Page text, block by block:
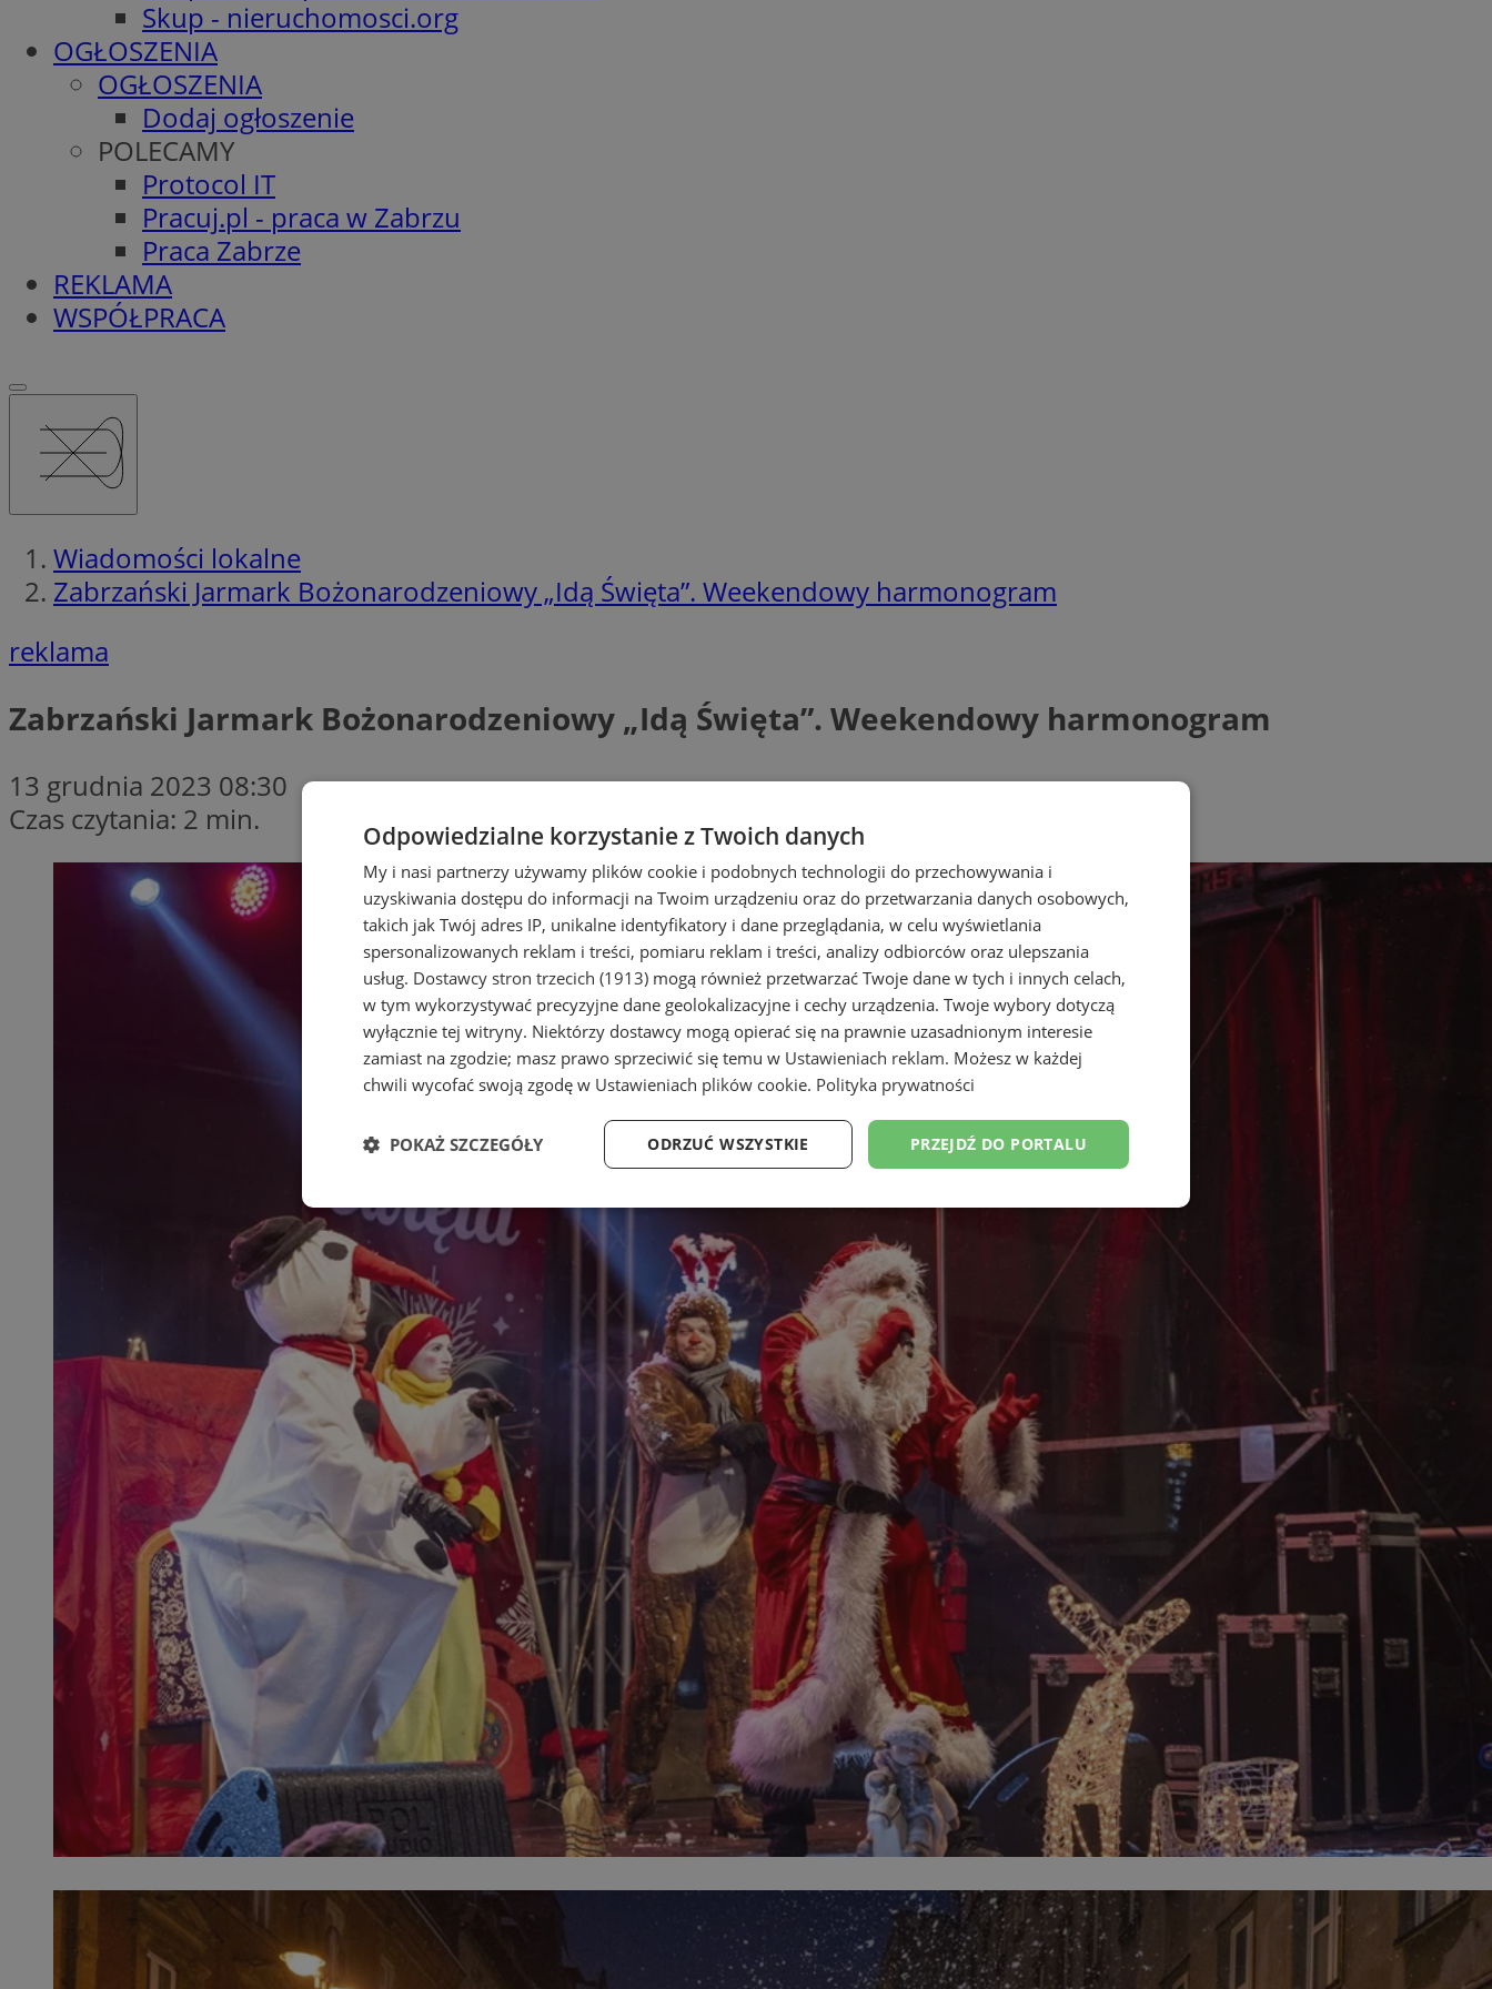
Skup - nieruchomosci.org
OGŁOSZENIA
OGŁOSZENIA
Dodaj ogłoszenie
POLECAMY
Protocol IT
Pracuj.pl - praca w Zabrzu
Praca Zabrze
REKLAMA
WSPÓŁPRACA
Wiadomości lokalne
Zabrzański Jarmark Bożonarodzeniowy „Idą Święta”. Weekendowy harmonogram
reklama
Zabrzański Jarmark Bożonarodzeniowy „Idą Święta”. Weekendowy harmonogram
13 grudnia 2023 08:30
Czas czytania: 2 min.
Odpowiedzialne korzystanie z Twoich danych
My i nasi partnerzy używamy plików cookie i podobnych technologii do przechowywania i
uzyskiwania dostępu do informacji na Twoim urządzeniu oraz do przetwarzania danych osobowych,
takich jak Twój adres IP, unikalne identyfikatory i dane przeglądania, w celu wyświetlania
spersonalizowanych reklam i treści, pomiaru reklam i treści, analizy odbiorców oraz ulepszania
usług. Dostawcy stron trzecich (1913) mogą również przetwarzać Twoje dane w tych i innych celach,
w tym wykorzystywać precyzyjne dane geolokalizacyjne i cechy urządzenia. Twoje wybory dotyczą
wyłącznie tej witryny. Niektórzy dostawcy mogą opierać się na prawnie uzasadnionym interesie
zamiast na zgodzie; masz prawo sprzeciwić się temu w Ustawieniach reklam. Możesz w każdej
chwili wycofać swoją zgodę w Ustawieniach plików cookie. Polityka prywatności
PRZEJDŹ DO PORTALU
ODRZUĆ WSZYSTKIE
POKAŻ SZCZEGÓŁY
Niezbędne Wydajność Targetowanie Funkcjonalność Niesklasyfikowane
Niezbędne Wydajność Targetowanie Funkcjonalność Niesklasyfikowane
Niezbędne pliki cookie umożliwiają korzystanie z podstawowych funkcji strony internetowej, takich jak logowanie użytkownika i
zarządzanie kontem. Bez niezbędnych plików cookie nie można prawidłowo korzystać ze strony internetowej.
Nazwa
Provider
Domena
Okres
przechowywania
Opis
SessID zabrze.com.pl 1 rok
Ten plik cookie przechowuje identyfikator sesji.
QeSessID
zabrze.com.pl 1 rok
Ten plik cookie przechowuje identyfikator sesji.
MvSessID
zabrze.com.pl 1 rok
Ten plik cookie przechowuje identyfikator sesji.
Cloudflare
Inc.
.x.com
29 minut 53
Ten plik cookie służy do rozróżniania ludzi i botów. Jest
to korzystne dla strony internetowej, ponieważ
umożliwia tworzenie ważnych raportów na temat
korzystania z jej witryny internetowej.
__cf_bm
Cloudflare
Inc.
.twitter.com
29 minut 55
sekund
Ten plik cookie służy do rozróżniania ludzi i botów. Jest
to korzystne dla strony internetowej, ponieważ
umożliwia tworzenie ważnych raportów na temat
korzystania z jej witryny internetowej.
CookieScriptConsent
CookieScript
zabrze.com.pl
4 tygodnie 2 dni
Ten plik cookie jest używany przez usługę Cookie-
Script.com do zapamiętywania preferencji dotyczących
zgody użytkownika na pliki cookie. Jest to konieczne,
aby baner cookie Cookie-Script.com działał poprawnie.
VISITOR_PRIVACY_METADATA
YouTube
.youtube.com
5 miesięcy 4
tygodnie
Ten plik cookie przechowuje informacje o zgodzie
użytkownika oraz jego preferencjach dotyczących
wybory dotyczące polityki prywatności i ustawień
zgody, zapewniając ich przestrzeganie w kolejnych
wizytach. Dzięki temu użytkownik nie musi ponownie
konfigurować swoich preferencji, co zwiększa wygodę i
zgodność z regulacjami ochrony danych.
Google Privacy Policy